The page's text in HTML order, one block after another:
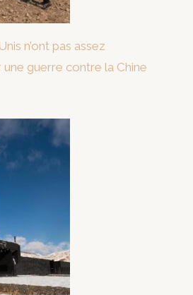
n’ont pas assez
une guerre contre la Chine